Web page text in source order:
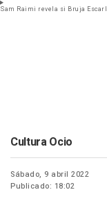
Sam Raimi revela si Bruja
Cultura Ocio
Sábado, 9 abril 2022
Publicado: 18:02